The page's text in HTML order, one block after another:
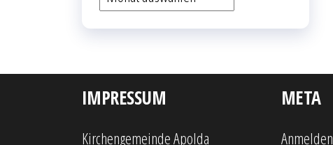
IMPRESSUM
Kirchengemeinde Apolda
META
Anmelden